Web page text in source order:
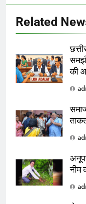
Related
की
नीम